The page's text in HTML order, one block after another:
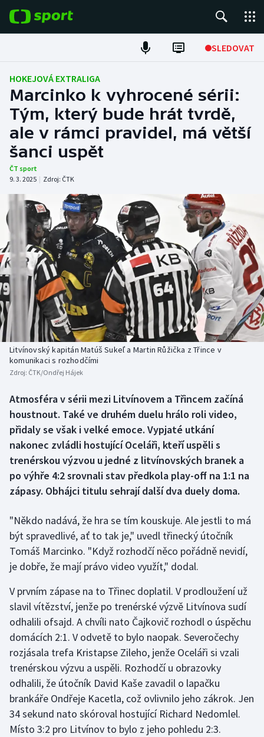
SLEDOVAT
Fotbal
Hokej
Tenis
Atletika
DALŠÍ SPORTY
Americký fotbal
Baseball a softbal
Basketbal
Biatlon
Boby a skeleton
Curling
Dostihy
Florbal
Futsal
Golf
Gymnastika
Házená
Jezdectví
Judo
Krasobruslení
Lezení
Lyže a snowboard
NEPŘEHLÉDNĚTE
Soutěže
Historické návraty
Aplikace ČT sport
AZ kvíz
HOKEJOVÁ EXTRALIGA
Marcinko k vyhrocené sérii:
Tým, který bude hrát tvrdě,
ale v rámci pravidel, má větší
šanci uspět
ČT sport
9. 3. 2025 | Zdroj: ČTK
Litvínovský kapitán Matúš Sukeľ a Martin Růžička z Třince v
komunikaci s rozhodčími
Zdroj: ČTK/Ondřej Hájek
Atmosféra v sérii mezi Litvínovem a Třincem začíná
houstnout. Také ve druhém duelu hrálo roli video,
přidaly se však i velké emoce. Vypjaté utkání
nakonec zvládli hostující Oceláři, kteří uspěli s
trenérskou výzvou u jedné z litvínovských branek a
po výhře 4:2 srovnali stav předkola play-off na 1:1 na
zápasy. Obhájci titulu sehrají další dva duely doma.
"Někdo nadává, že hra se tím kouskuje. Ale jestli to má
být spravedlivé, ať to tak je," uvedl třinecký útočník
Tomáš Marcinko. "Když rozhodčí něco pořádně nevidí,
je dobře, že mají právo video využít," dodal.
V prvním zápase na to Třinec doplatil. V prodloužení už
slavil vítězství, jenže po trenérské výzvě Litvínova sudí
odhalili ofsajd. A chvíli nato Čajkovič rozhodl o úspěchu
domácích 2:1. V odvetě to bylo naopak. Severočechy
rozjásala trefa Kristapse Zileho, jenže Oceláři si vzali
trenérskou výzvu a uspěli. Rozhodčí u obrazovky
odhalili, že útočník David Kaše zavadil o lapačku
brankáře Ondřeje Kacetla, což ovlivnilo jeho zákrok. Jen
34 sekund nato skóroval hostující Richard Nedomlel.
Místo 3:2 pro Litvínov to bylo z jeho pohledu 2:3.